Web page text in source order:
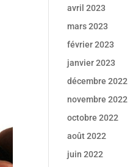
avril 2023
mars 2023
février 2023
janvier 2023
décembre 2022
novembre 2022
octobre 2022
août 2022
juin 2022